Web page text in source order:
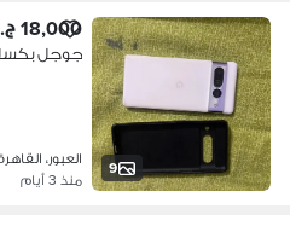
9
18,000 ج.م
جوجل بكسل 7
العبور،
منذ 3 أيام